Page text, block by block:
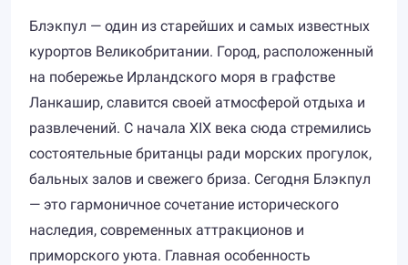
Блэкпул — один из старейших и самых известных
курортов Великобритании. Город, расположенный
на побережье Ирландского моря в графстве
Ланкашир, славится своей атмосферой отдыха и
развлечений. С начала XIX века сюда стремились
состоятельные британцы ради морских прогулок,
бальных залов и свежего бриза. Сегодня Блэкпул
— это гармоничное сочетание исторического
наследия, современных аттракционов и
приморского уюта. Главная особенность